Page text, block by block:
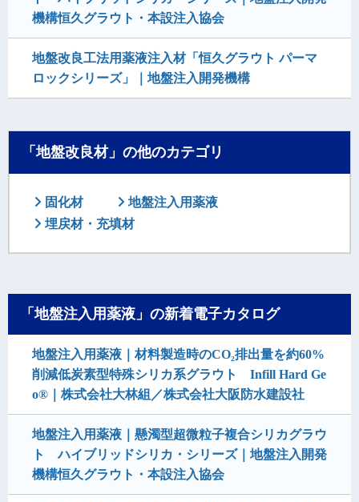
機構恒久グラウト・本設注入協会
地盤改良工法用薬液注入材「恒久グラウト パーマ
ロックシリーズ」｜地盤注入開発機構
「地盤改良材」の他のカテゴリ
固化材
地盤注入用薬液
埋戻材・充填材
「地盤注入用薬液」の新着電子カタログ
地盤注入用薬液｜材料製造時のCO₂排出量を約60%
削減低炭素型特殊シリカ系グラウト Infill Hard Ge
o®｜株式会社大林組／株式会社大阪防水建設社
地盤注入用薬液｜懸濁型超微粒子複合シリカグラウ
ト ハイブリッドシリカ・シリーズ｜地盤注入開発
機構恒久グラウト・本設注入協会